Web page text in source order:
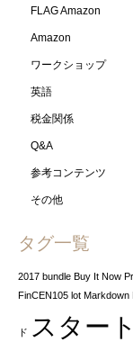
FLAG Amazon
Amazon
ワークショップ
英語
税金関係
Q&A
参考コンテンツ
その他
タグ一覧
2017 bundle Buy It Now
FinCEN105 lot Markdown
ド スター